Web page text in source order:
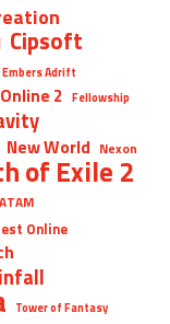
Cipsoft
Embers Adrift
2 Fellowship
New World Nexon
of Exile 2
Online
Tower of Fantasy